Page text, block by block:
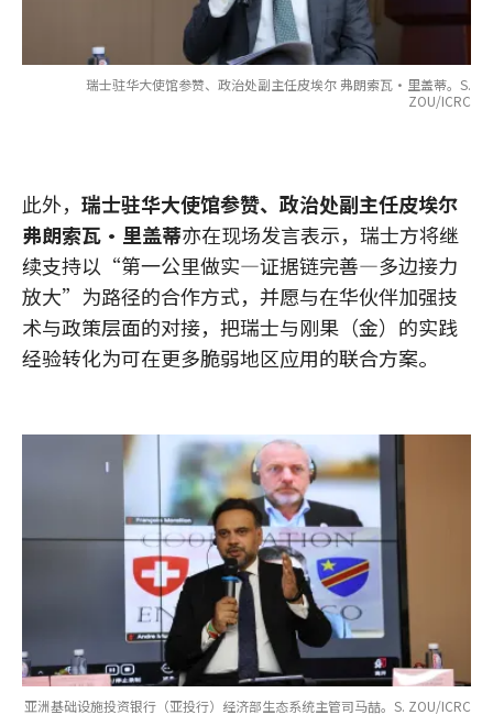
瑞士驻华大使馆参赞、政治处副主任皮埃尔 弗朗索瓦·里盖蒂。S.
ZOU/ICRC
此外， 瑞士驻华大使馆参赞、政治处副主任皮埃尔
弗朗索瓦·里盖蒂亦在现场发言表示，瑞士方将继
续支持以“第一公里做实—证据链完善—多边接力
放大”为路径的合作方式，并愿与在华伙伴加强技
术与政策层面的对接，把瑞士与刚果（金）的实践
经验转化为可在更多脆弱地区应用的联合方案。
亚洲基础设施投资银行（亚投行）经济部生态系统主管司马喆。S. ZOU/ICRC